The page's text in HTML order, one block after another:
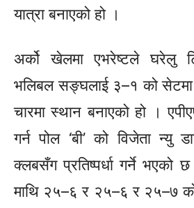
यात्रा बनाएको हो ।
अर्को खेलमा एभरेष्टले घरेलु
भलिबल सङ्घलाई ३–१ को सेटमा
चारमा स्थान बनाएको हो ।
गर्न पोल ‘बी’को विजेता न्यु
क्लबसँगप्रतिष्पर्धागर्ने भएको
माथि २५–६ र २५–६ र २५–७